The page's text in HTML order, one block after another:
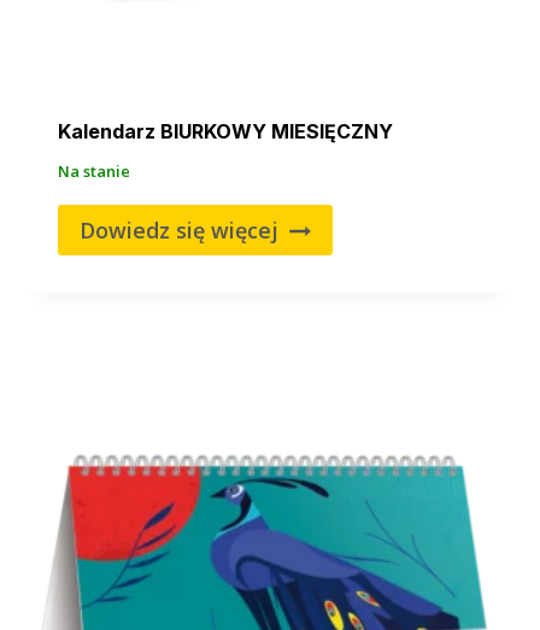
Kalendarz BIURKOWY MIESIĘCZNY
Na stanie
Dowiedz się więcej